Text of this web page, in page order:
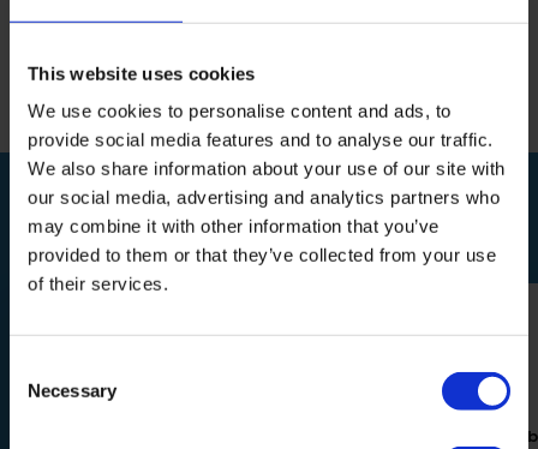
This website uses cookies
We use cookies to personalise content and ads, to
provide social media features and to analyse our traffic.
We also share information about your use of our site with
our social media, advertising and analytics partners who
may combine it with other information that you’ve
provided to them or that they’ve collected from your use
of their services.
Selection
Necessary
Reviews
Delen
BEKIJK OOK
Relevante producten
Keralux Lotion N -